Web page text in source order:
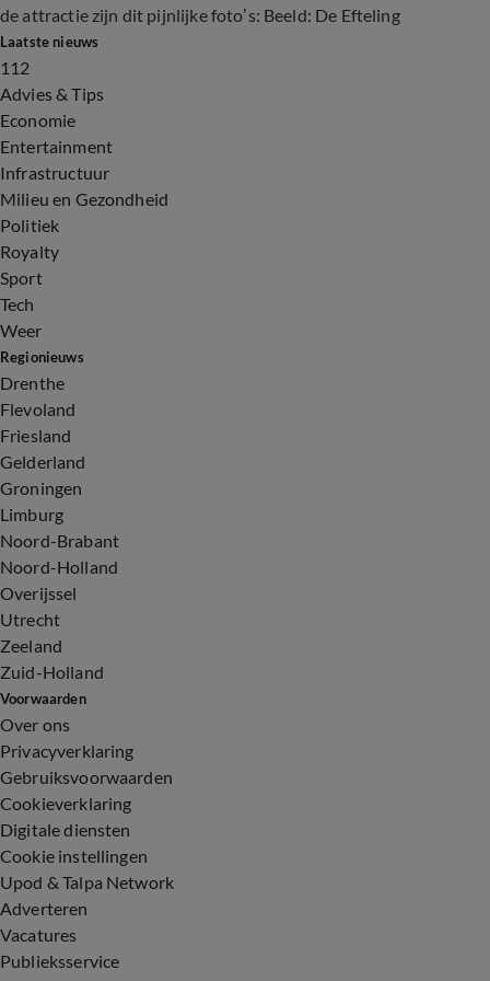
de attractie zijn dit pijnlijke foto’s: Beeld: De Efteling
Laatste nieuws
112
Advies & Tips
Economie
Entertainment
Infrastructuur
Milieu en Gezondheid
Politiek
Royalty
Sport
Tech
Weer
Regionieuws
Drenthe
Flevoland
Friesland
Gelderland
Groningen
Limburg
Noord-Brabant
Noord-Holland
Overijssel
Utrecht
Zeeland
Zuid-Holland
Voorwaarden
Over ons
Privacyverklaring
Gebruiksvoorwaarden
Cookieverklaring
Digitale diensten
Cookie instellingen
Upod & Talpa Network
Adverteren
Vacatures
Publieksservice